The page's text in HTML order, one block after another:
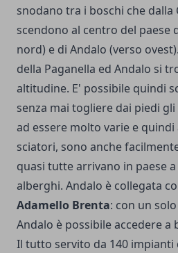
snodano tra i boschi che dalla
scendono al centro del paese
nord) e di Andalo (verso
della Paganella ed Andalo si
altitudine. E' possibile quindi
senza mai togliere dai piedi gli
ad essere molto varie e
sciatori, sono anche
quasi tutte arrivano in paese
alberghi. Andalo è collegata
Adamello Brenta: con un
Andalo è possibile accedere
Il tutto servito da 140